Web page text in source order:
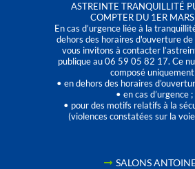
ASTREINTE TRANQUILLITÉ
COMPTER DU 1ER
En cas d’urgence liée à la
dehors des horaires d'ouverture
vous invitons à contacter
publique au 06 59 05 82 17. Ce
composé
• en dehors des horaires
• en cas d’urgence ;
• pour des motifs relatifs à la
(violences constatées sur la
SALONS